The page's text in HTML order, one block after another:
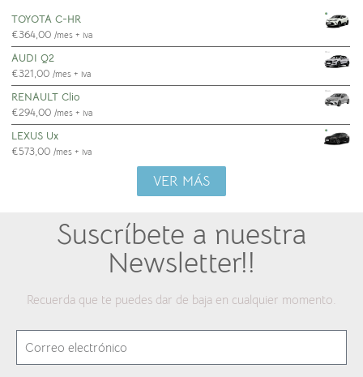
TOYOTA C-HR
€364,00 /mes + iva
AUDI Q2
€321,00 /mes + iva
RENAULT Clio
€294,00 /mes + iva
LEXUS Ux
€573,00 /mes + iva
VER MÁS
Suscríbete a nuestra
Newsletter!!
Recuerda que te puedes dar de baja en cualquier momento.